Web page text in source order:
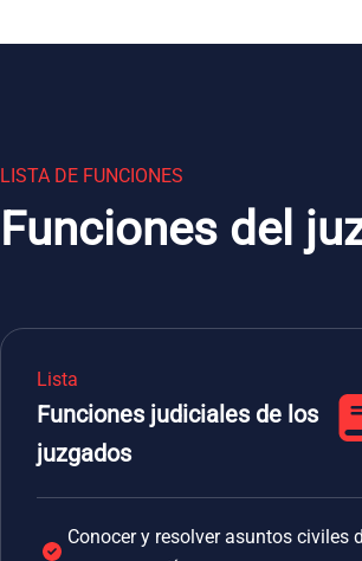
LISTA DE FUNCIONES
Funciones del
Lista
Funciones judiciales de los
juzgados
Conocer y resolver asuntos civiles